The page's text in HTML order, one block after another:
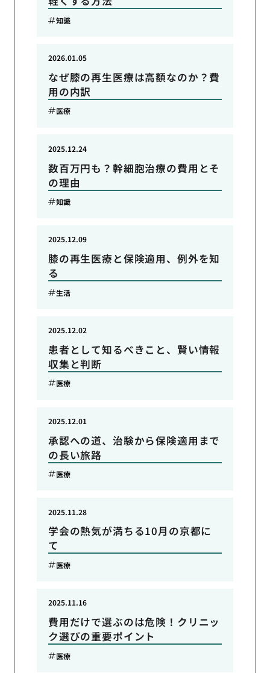
知識
なぜ膝の再生医療は高額なのか？費
用の内訳
2026.01.05
医療
数百万円も？幹細胞治療の費用とそ
の理由
2025.12.24
知識
膝の再生医療と保険適用、例外を知
る
2025.12.09
生活
患者として知るべきこと、賢い情報
収集と判断
2025.12.02
医療
承認への道、治験から保険適用まで
の長い旅路
2025.12.01
医療
学会の熱気が満ちる10月の京都に
て
2025.11.28
医療
費用だけで選ぶのは危険！クリニッ
ク選びの重要ポイント
2025.11.16
医療